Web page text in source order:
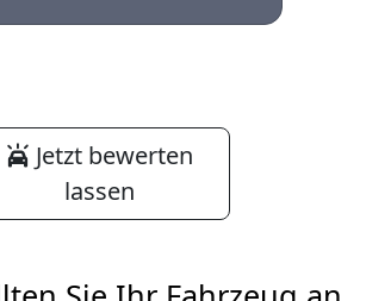
Jetzt bewerten
lassen